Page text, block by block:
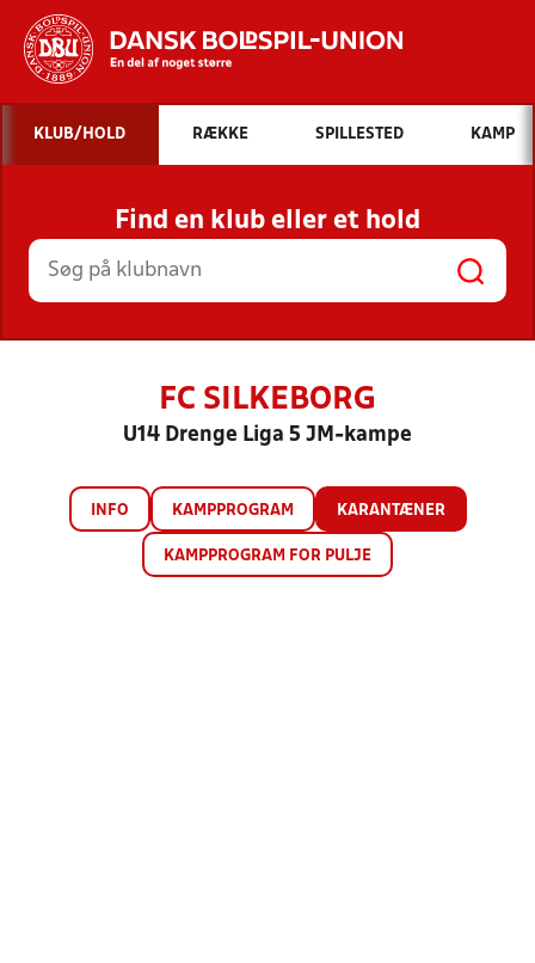
Hvad vil du søge efter?
INDHOLD OG NYHEDER
STILLINGER, RESULTATER, KLUBBER OG
HOLD
KLUB/HOLD RÆKKE SPILLESTED KAMP
Find en klub eller et hold
FC SILKEBORG
U14 Drenge Liga 5 JM-kampe
INFO KAMPPROGRAM KARANTÆNER
KAMPPROGRAM FOR PULJE